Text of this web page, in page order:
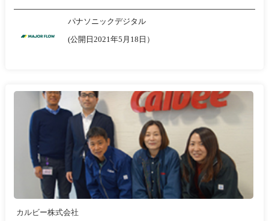
パナソニックデジタル
(公開日2021年5月18日）
カルビー株式会社